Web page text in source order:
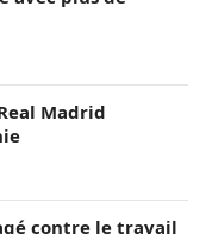
Madrid
contre le travail